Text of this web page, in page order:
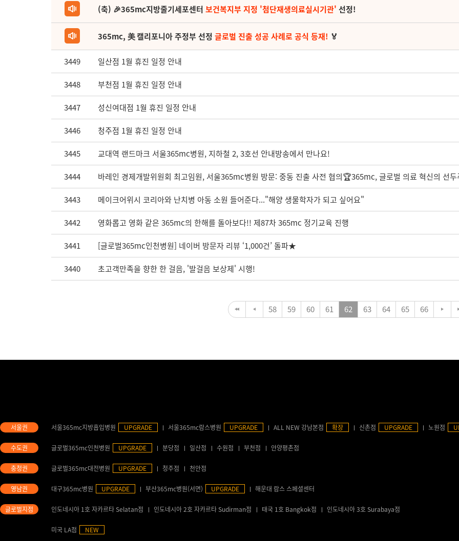
(축) 🎉365mc지방줄기세포센터 보건복지부 지정 '첨단재생의료실시기관' 선정!
365mc, 美 캘리포니아 주정부 선정 글로벌 진출 성공 사례로 공식 등재! 🏅
3449 일산점 1월 휴진 일정 안내
3448 부천점 1월 휴진 일정 안내
3447 성신여대점 1월 휴진 일정 안내
3446 청주점 1월 휴진 일정 안내
3445 교대역 랜드마크 서울365mc병원, 지하철 2, 3호선 안내방송에서 만나요!
3444 바레인 경제개발위원회 최고임원, 서울365mc병원 방문: 중동 진출 사전 협의🏆365mc, 글로벌 의료 혁신의 선
3443 메이크어위시 코리아와 난치병 아동 소원 들어준다..."해양 생물학자가 되고 싶어요"
3442 영화롭고 영화 같은 365mc의 한해를 돌아보다!! 제87차 365mc 정기교육 진행
3441 [글로벌365mc인천병원] 네이버 방문자 리뷰 ‘1,000건’ 돌파★
3440 초고객만족을 향한 한 걸음, '발걸음 보상제' 시행!
58 59 60 61 62 63 64 65 66
서울365mc지방흡입병원 UPGRADE 서울365mc람스병원 UPGRADE ALL NEW 강남본점 확장 신촌점 UPGRADE 노원점
글로벌365mc인천병원 UPGRADE 분당점 일산점 수원점 부천점 안양평촌점
글로벌365mc대전병원 UPGRADE 청주점 천안점
대구365mc병원 UPGRADE 부산365mc병원(서면) UPGRADE 해운대 람스 스페셜센터
인도네시아 1호 자카르타 Selatan점 인도네시아 2호 자카르타 Sudirman점 태국 1호 Bangkok점 인도네시아 3호 Surabaya점
미국 LA점 NEW